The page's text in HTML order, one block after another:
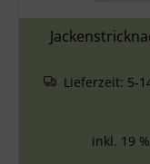
Lieferzeit: 5-
inkl. 19